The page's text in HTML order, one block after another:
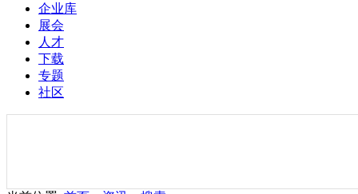
企业库
展会
人才
下载
专题
社区